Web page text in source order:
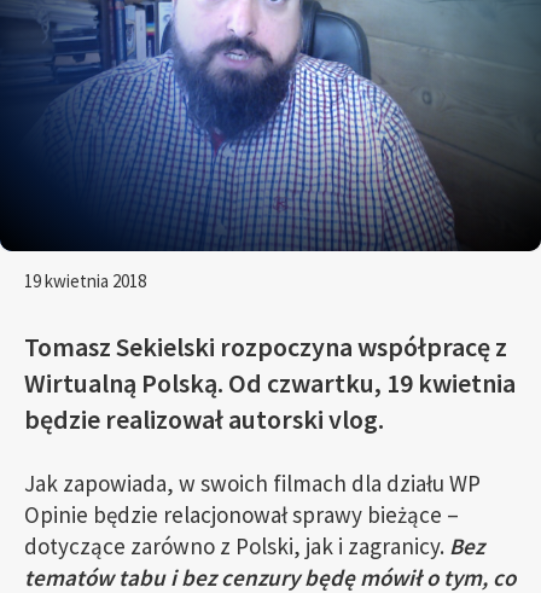
19 kwietnia 2018
Tomasz Sekielski rozpoczyna współpracę z
Wirtualną Polską. Od czwartku, 19 kwietnia
będzie realizował autorski vlog.
Jak zapowiada, w swoich filmach dla działu WP
Opinie będzie relacjonował sprawy bieżące –
dotyczące zarówno z Polski, jak i zagranicy. Bez
tematów tabu i bez cenzury będę mówił o tym, co